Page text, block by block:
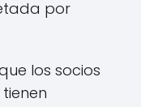
por
los socios